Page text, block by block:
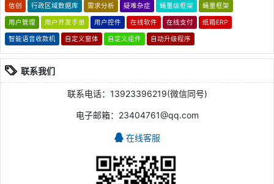
信创 行政区域数据库 需求分析 疑难杂症 蝇量级框架 蝇量框架
用户管理 用户开发手册 用户控件 在线软件 在线支付 纸箱ERP
智能语音收款机 自定义窗体 自定义组件 自动升级程序
联系我们
联系电话：13923396219(微信同号)
电子邮箱：23404761@qq.com
在线客服